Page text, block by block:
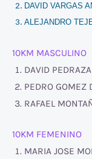
DAVID VARGAS
ALEJANDRO
10KM MASCULINO
DAVID
PEDRO GOMEZ
RAFAEL
10KM FEMENINO
MARIA JOSE